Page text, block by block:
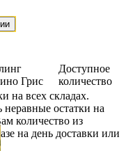
Грис
Доступное
количество
на всех складах.
остатки на
количество из
на день доставки или